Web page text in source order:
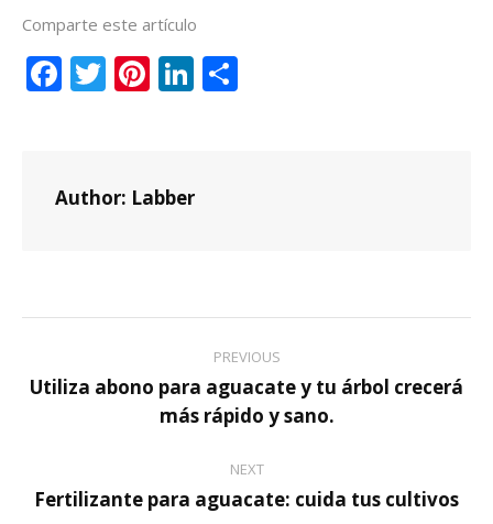
Comparte este artículo
Facebook
Twitter
Pinterest
LinkedIn
Author: Labber
navigation
PREVIOUS
Previous
post:
Utiliza abono para aguacate y tu árbol crecerá
más rápido y sano.
NEXT
Next
Fertilizante para aguacate: cuida tus cultivos